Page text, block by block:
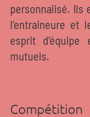
personnalisé. Ils
l’entraineure et
esprit d’équipe
mutuels.
Compétition